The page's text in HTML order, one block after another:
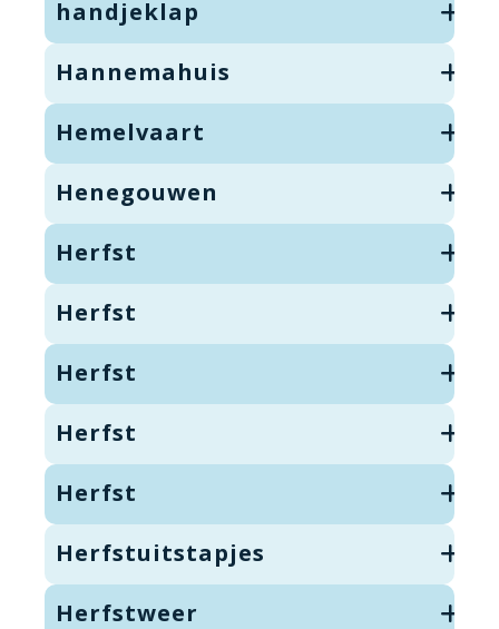
handjeklap
Hannemahuis
Hemelvaart
Henegouwen
Herfst
Herfst
Herfst
Herfst
Herfst
Herfstuitstapjes
Herfstweer